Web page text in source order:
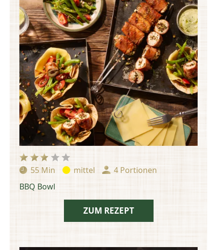
Zubereitungszeit:
55 Min Schwierigkeit:
mittel Portionen:
4 Portionen
BBQ Bowl
ZUM REZEPT